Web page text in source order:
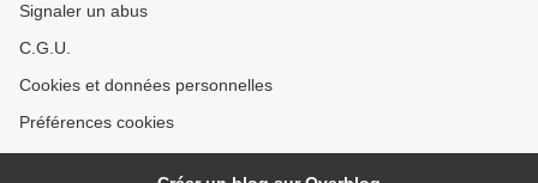
Signaler un abus
C.G.U.
Cookies et données personnelles
Préférences cookies